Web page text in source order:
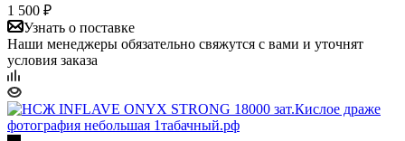
1 500 ₽
Узнать о поставке
Наши менеджеры обязательно свяжутся с вами и уточнят
условия заказа